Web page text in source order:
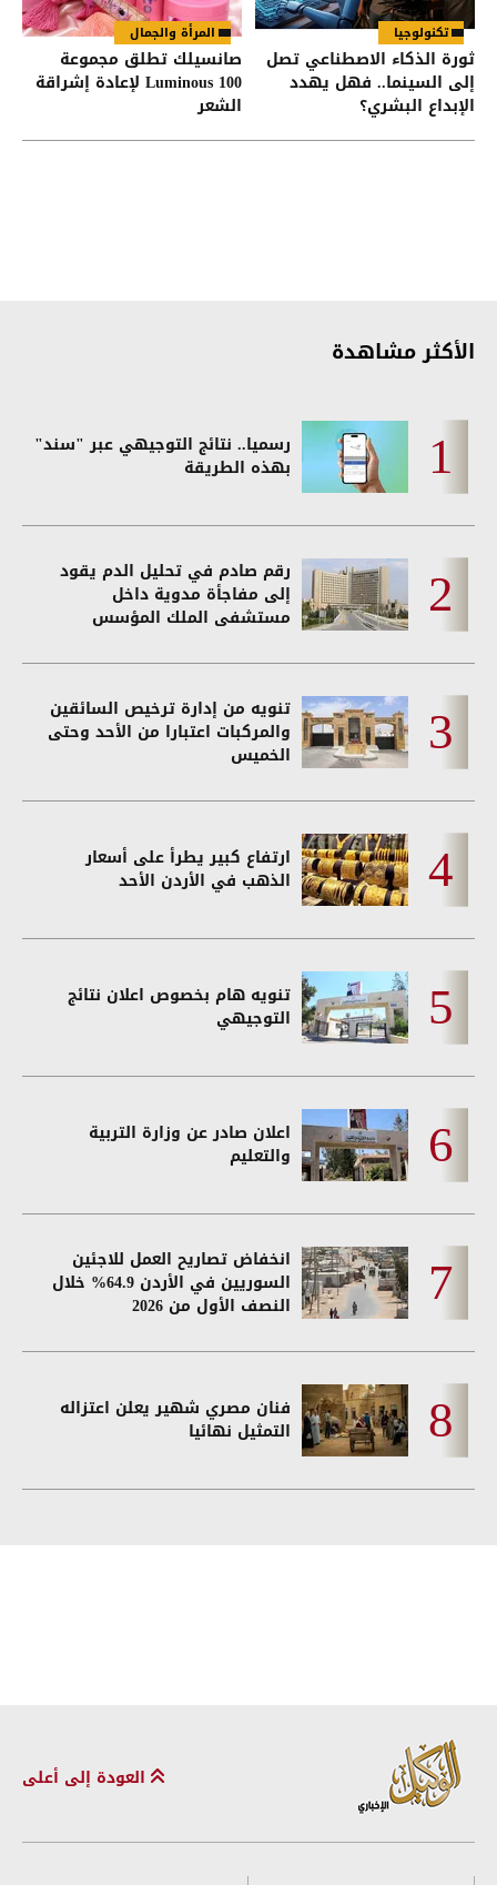
تكنولوجيا
ثورة الذكاء الاصطناعي تصل
إلى السينما.. فهل يهدد
الإبداع البشري؟
المرأة والجمال
صانسيلك تطلق مجموعة
Luminous 100 لإعادة إشراقة
الشعر
الأكثر مشاهدة
رسميا.. نتائج التوجيهي عبر "سند"
بهذه الطريقة
رقم صادم في تحليل الدم يقود
إلى مفاجأة مدوية داخل
مستشفى الملك المؤسس
تنويه من إدارة ترخيص السائقين
والمركبات اعتبارا من الأحد وحتى
الخميس
ارتفاع كبير يطرأ على أسعار
الذهب في الأردن الأحد
تنويه هام بخصوص اعلان نتائج
التوجيهي
اعلان صادر عن وزارة التربية
والتعليم
انخفاض تصاريح العمل للاجئين
السوريين في الأردن 64.9% خلال
النصف الأول من 2026
فنان مصري شهير يعلن اعتزاله
التمثيل نهائيا
العودة إلى أعلى